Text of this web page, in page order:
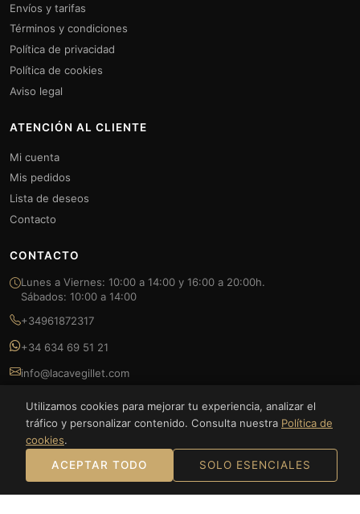
Envíos y tarifas
Términos y condiciones
Política de privacidad
Política de cookies
Aviso legal
ATENCIÓN AL CLIENTE
Mi cuenta
Mis pedidos
Lista de deseos
Contacto
CONTACTO
Lunes a Viernes: 10:00 a 14:00 y 16:00 a 20:00h.
Sábados: 10:00 a 14:00
+34961872317
+34 634 69 51 21
info@lacavegillet.com
Carrer Bancalets, 23 46530 Puzol, España
Utilizamos cookies para mejorar tu experiencia, analizar el
tráfico y personalizar contenido. Consulta nuestra Política de
cookies.
ACEPTAR TODO
SOLO ESENCIALES